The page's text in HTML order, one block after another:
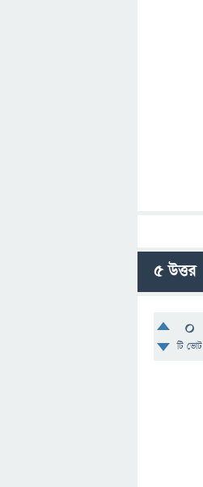
5উত্তর
0
টি ভোট